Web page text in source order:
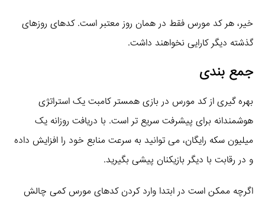
خیر، هر کد مورس فقط در همان روز معتبر است. کدهای روزهای
گذشته دیگر کارایی نخواهند داشت.
جمع‌ بندی
بهره‌ گیری از کد مورس در بازی همستر کامبت یک استراتژی
هوشمندانه برای پیشرفت سریع‌ تر است. با دریافت روزانه یک
میلیون سکه رایگان، می‌ توانید به سرعت منابع خود را افزایش داده
و در رقابت با دیگر بازیکنان پیشی بگیرید.
اگرچه ممکن است در ابتدا وارد کردن کدهای مورس کمی چالش‌